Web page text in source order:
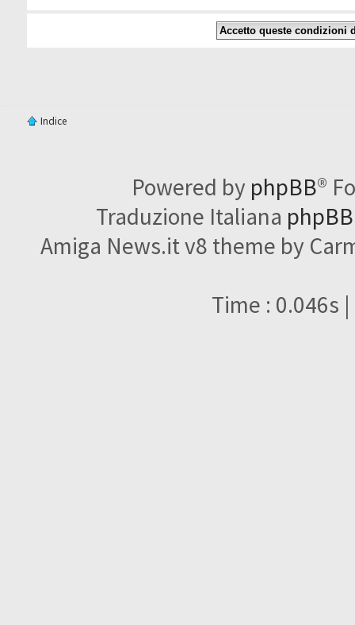
Indice
Powered by phpBB®
Traduzione Italiana
Amiga News.it v8 theme by
Time : 0.046s